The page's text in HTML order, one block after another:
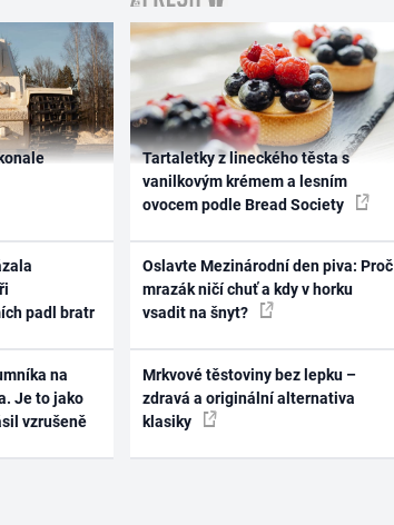
padl bratr
na
Je to jako
vzrušeně
Tartaletky z lineckého těsta s
vanilkovým krémem a lesním
ovocem podle Bread Society
Oslavte Mezinárodní den piva: Proč
mrazák ničí chuť a kdy v horku
vsadit na šnyt?
Mrkvové těstoviny bez lepku –
zdravá a originální alternativa
klasiky